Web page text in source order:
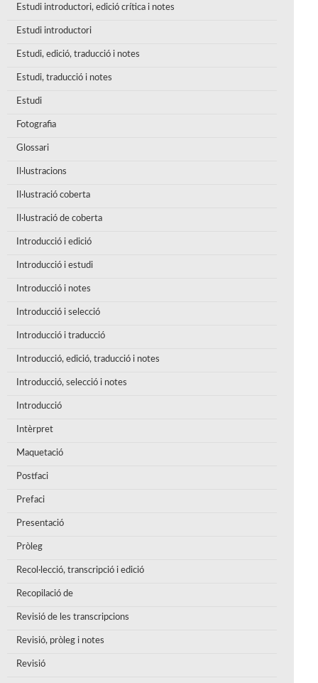
Estudi introductori, edició crítica i notes
Estudi introductori
Estudi, edició, traducció i notes
Estudi, traducció i notes
Estudi
Fotografia
Glossari
Il·lustracions
Il·lustració coberta
Il·lustració de coberta
Introducció i edició
Introducció i estudi
Introducció i notes
Introducció i selecció
Introducció i traducció
Introducció, edició, traducció i notes
Introducció, selecció i notes
Introducció
Intèrpret
Maquetació
Postfaci
Prefaci
Presentació
Pròleg
Recol·lecció, transcripció i edició
Recopilació de
Revisió de les transcripcions
Revisió, pròleg i notes
Revisió